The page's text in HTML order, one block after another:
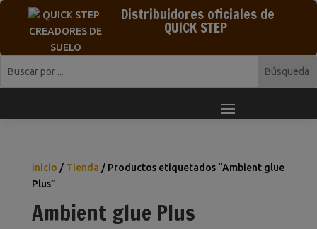
Distribuidores oficiales de
QUICK STEP
Inicio / Tienda / Productos etiquetados “Ambient glue
Plus”
Ambient glue Plus